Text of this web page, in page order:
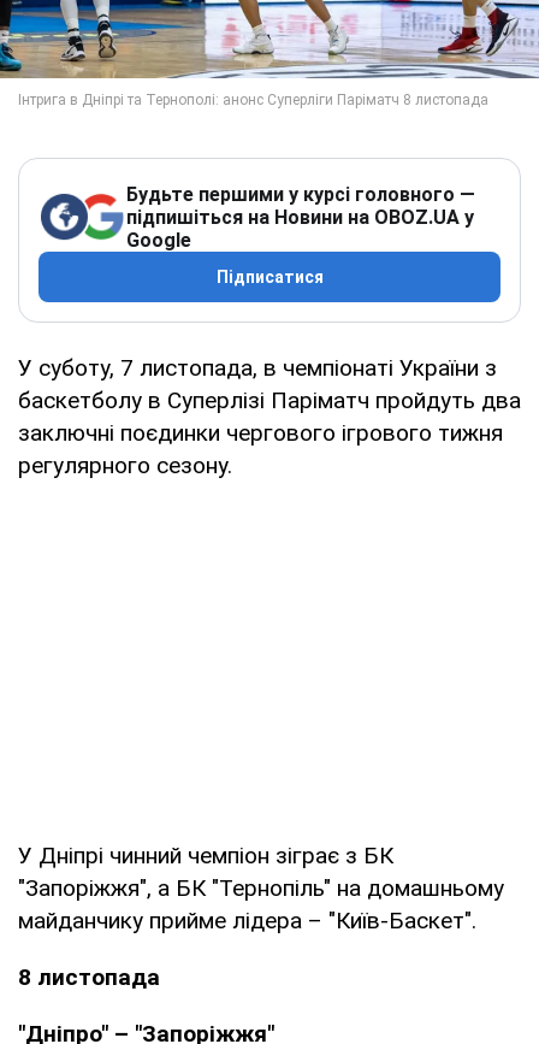
Будьте першими у курсі головного —
підпишіться на Новини на OBOZ.UA у
Google
Підписатися
У суботу, 7 листопада, в чемпіонаті України з
баскетболу в Суперлізі Паріматч пройдуть два
заключні поєдинки чергового ігрового тижня
регулярного сезону.
У Дніпрі чинний чемпіон зіграє з БК
"Запоріжжя", а БК "Тернопіль" на домашньому
майданчику прийме лідера – "Київ-Баскет".
8 листопада
"Дніпро" – "Запоріжжя"